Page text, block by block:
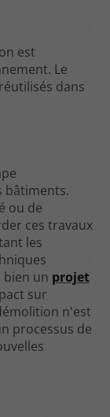
est
Le
dans
bâtiments.
ou de
ces travaux
les
bien un projet
sur
n'est
processus de